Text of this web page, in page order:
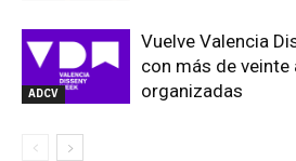
ADCV
Vuelve Valencia
con más de
organizadas